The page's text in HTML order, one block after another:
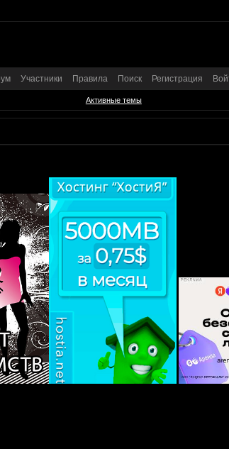
Участники Правила Поиск Регистрация
Активные темы